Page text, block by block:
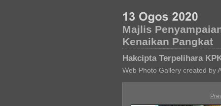
Majlis
Kenaikan Pangkat
Hakcipta Terpelihara
Web Photo Gallery created by